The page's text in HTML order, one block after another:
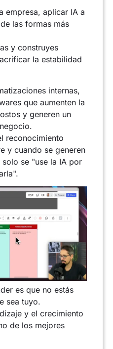
empresa, aplicar IA a
las formas más
y construyes
la estabilidad
internas,
que aumenten la
y generen un
reconocimiento
y cuando se generen
se "use la IA por
es que no estás
sea tuyo.
y el crecimiento
de los mejores